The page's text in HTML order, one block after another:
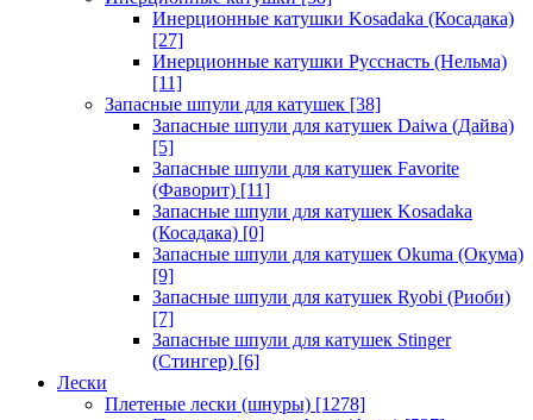
Инерционные катушки Kosadaka (Косадака)
[27]
Инерционные катушки Русснасть (Нельма)
[11]
Запасные шпули для катушек [38]
Запасные шпули для катушек Daiwa (Дайва)
[5]
Запасные шпули для катушек Favorite
(Фаворит) [11]
Запасные шпули для катушек Kosadaka
(Косадака) [0]
Запасные шпули для катушек Okuma (Окума)
[9]
Запасные шпули для катушек Ryobi (Риоби)
[7]
Запасные шпули для катушек Stinger
(Стингер) [6]
Лески
Плетеные лески (шнуры) [1278]